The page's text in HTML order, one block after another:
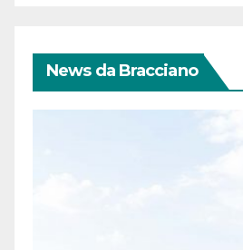
News da Bracciano